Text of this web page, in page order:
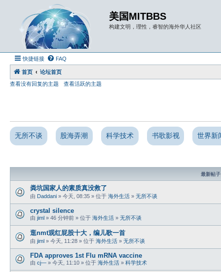
美国MITBBS
构建文明，理性，睿智的海外华人社区
快捷链接 FAQ
首页
论坛首页
查看没有回复的主题
查看活跃的主题
无所不谈 股海弄潮 科学技术 书歌影视 世界新
最新帖子
粪坑国家人的素质真没救了
由 Daddani » 今天, 08:35 » 位于 海外生活 » 无所不谈
crystal silence
由 jiml » 46 分钟前 » 位于 海外生活 » 无所不谈
逛nmt观红屁股十大，编儿歌一首
由 jiml » 今天, 11:28 » 位于 海外生活 » 无所不谈
FDA approves 1st Flu mRNA vaccine
由 cj— » 今天, 11:10 » 位于 海外生活 » 科学技术